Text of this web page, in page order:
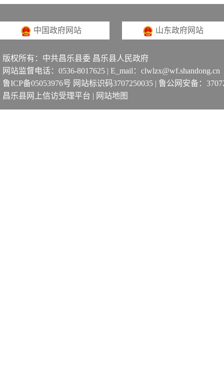
中国政府网站 山东政府网站
版权所有：中共昌乐县委 昌乐县人民政府
网站监督电话：0536-8017625 | E_mail：clwlzx@wf.shandong.cn
鲁ICP备05053976号 网站标识码3707250035 | 鲁公网安备：
昌乐县网上信访受理平台 | 网站地图